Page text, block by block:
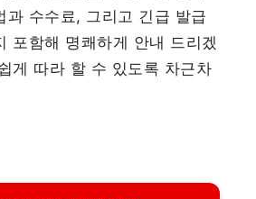
과 수수료, 그리고 긴급 발급
포함해 명쾌하게 안내 드리겠
게 따라 할 수 있도록 차근차